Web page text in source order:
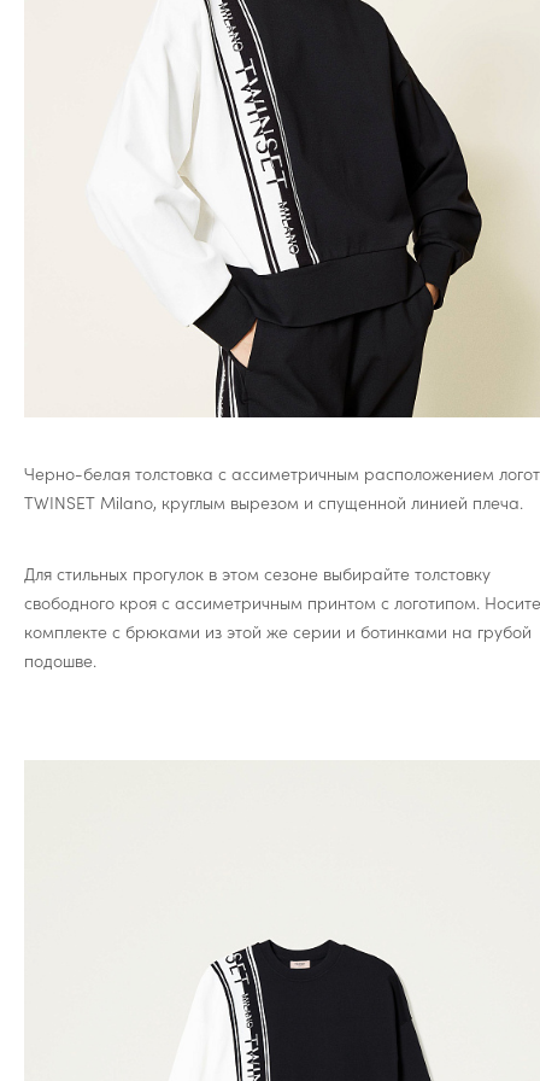
Черно-белая толстовка с ассиметричным расположением
TWINSET Milano, круглым вырезом и спущенной линией плеча.
Для стильных прогулок в этом сезоне выбирайте толстовку
свободного кроя с ассиметричным принтом с логотипом.
комплекте с брюками из этой же серии и ботинками на грубой
подошве.